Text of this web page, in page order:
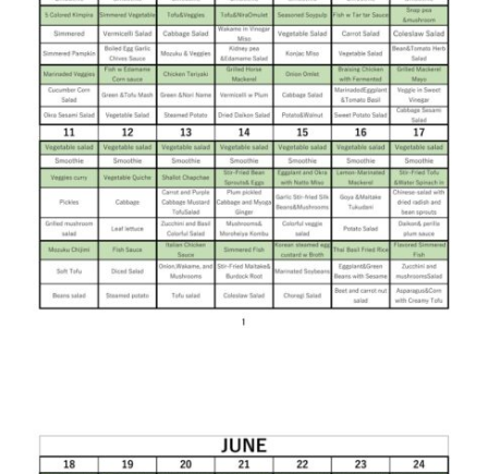
‘さんルーム’ でさまざまな講座・クラス
遠方にお住まいで当院での出産を希望される方へ
医師プロフィール
English Page